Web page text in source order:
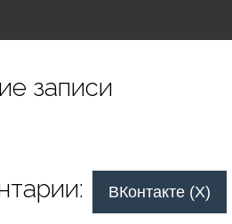
записи
ВКонтакте (X)